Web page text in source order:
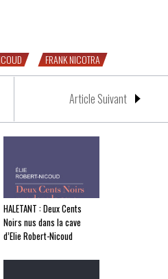
FRANK NICOTRA
Article Suivant
HALETANT : Deux Cents
Noirs nus dans la cave
d’Elie Robert-Nicoud